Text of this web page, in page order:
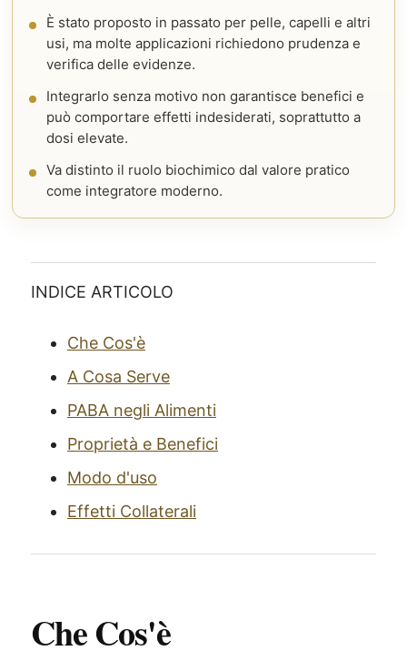
È stato proposto in passato per pelle, capelli e altri
usi, ma molte applicazioni richiedono prudenza e
verifica delle evidenze.
Integrarlo senza motivo non garantisce benefici e
può comportare effetti indesiderati, soprattutto a
dosi elevate.
Va distinto il ruolo biochimico dal valore pratico
come integratore moderno.
INDICE ARTICOLO
Che Cos'è
A Cosa Serve
PABA negli Alimenti
Proprietà e Benefici
Modo d'uso
Effetti Collaterali
Che Cos'è